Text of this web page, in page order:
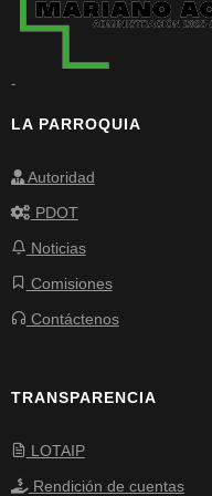
-
LA PARROQUIA
Autoridad
PDOT
Noticias
Comisiones
Contáctenos
TRANSPARENCIA
LOTAIP
Rendición de cuentas